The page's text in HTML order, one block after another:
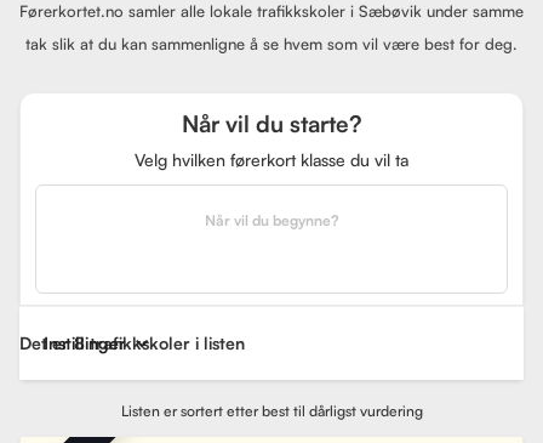
Førerkortet.no samler alle lokale trafikkskoler i Sæbøvik under samme
tak slik at du kan sammenligne å se hvem som vil være best for deg.
Når vil du starte?
Velg hvilken førerkort klasse du vil ta
Når vil du begynne?
Det er 8 trafikkskoler i listen
Instillinger
Listen er sortert etter best til dårligst vurdering